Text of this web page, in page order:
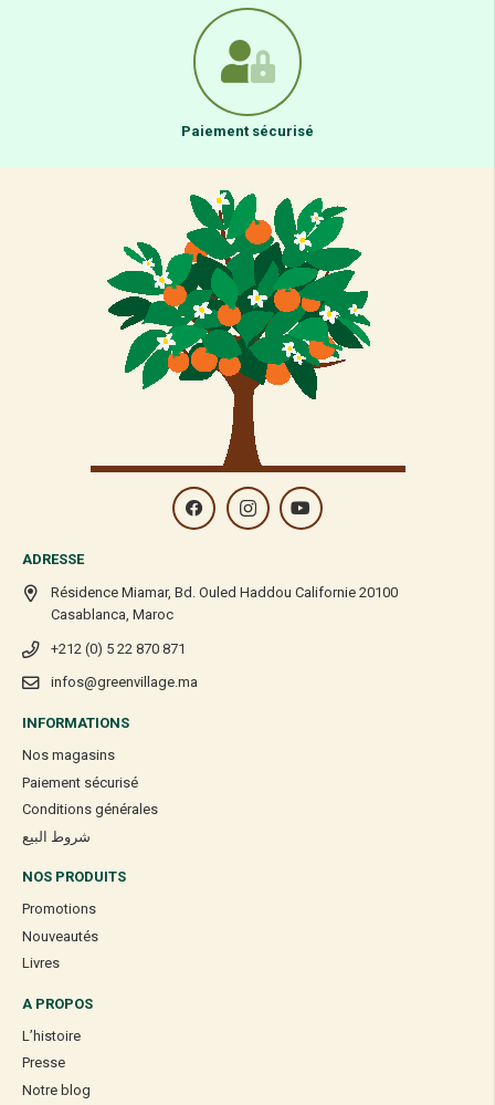
Paiement sécurisé
ADRESSE
Résidence Miamar, Bd. Ouled Haddou Californie 20100
Casablanca, Maroc
+212 (0) 5 22 870 871
infos@greenvillage.ma
INFORMATIONS
Nos magasins
Paiement sécurisé
Conditions générales
شروط البيع
NOS PRODUITS
Promotions
Nouveautés
Livres
A PROPOS
L’histoire
Presse
Notre blog